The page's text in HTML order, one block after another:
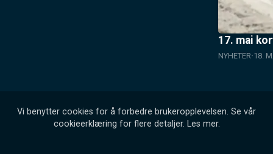
17. mai
NYHETER 18.
Vi benytter cookies for å forbedre brukeropplevelsen. Se vår
cookieerklæring for flere detaljer. Les mer.